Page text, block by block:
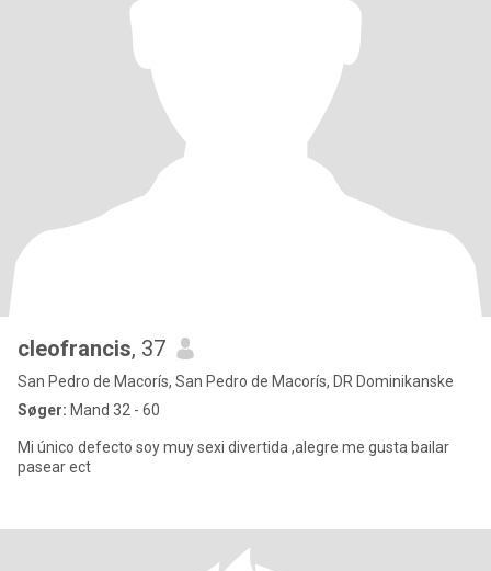
cleofrancis, 37
San Pedro de Macorís, San Pedro de Macorís, DR Dominikanske
Søger: Mand 32 - 60
Mi único defecto soy muy sexi divertida ,alegre me gusta bailar
pasear ect